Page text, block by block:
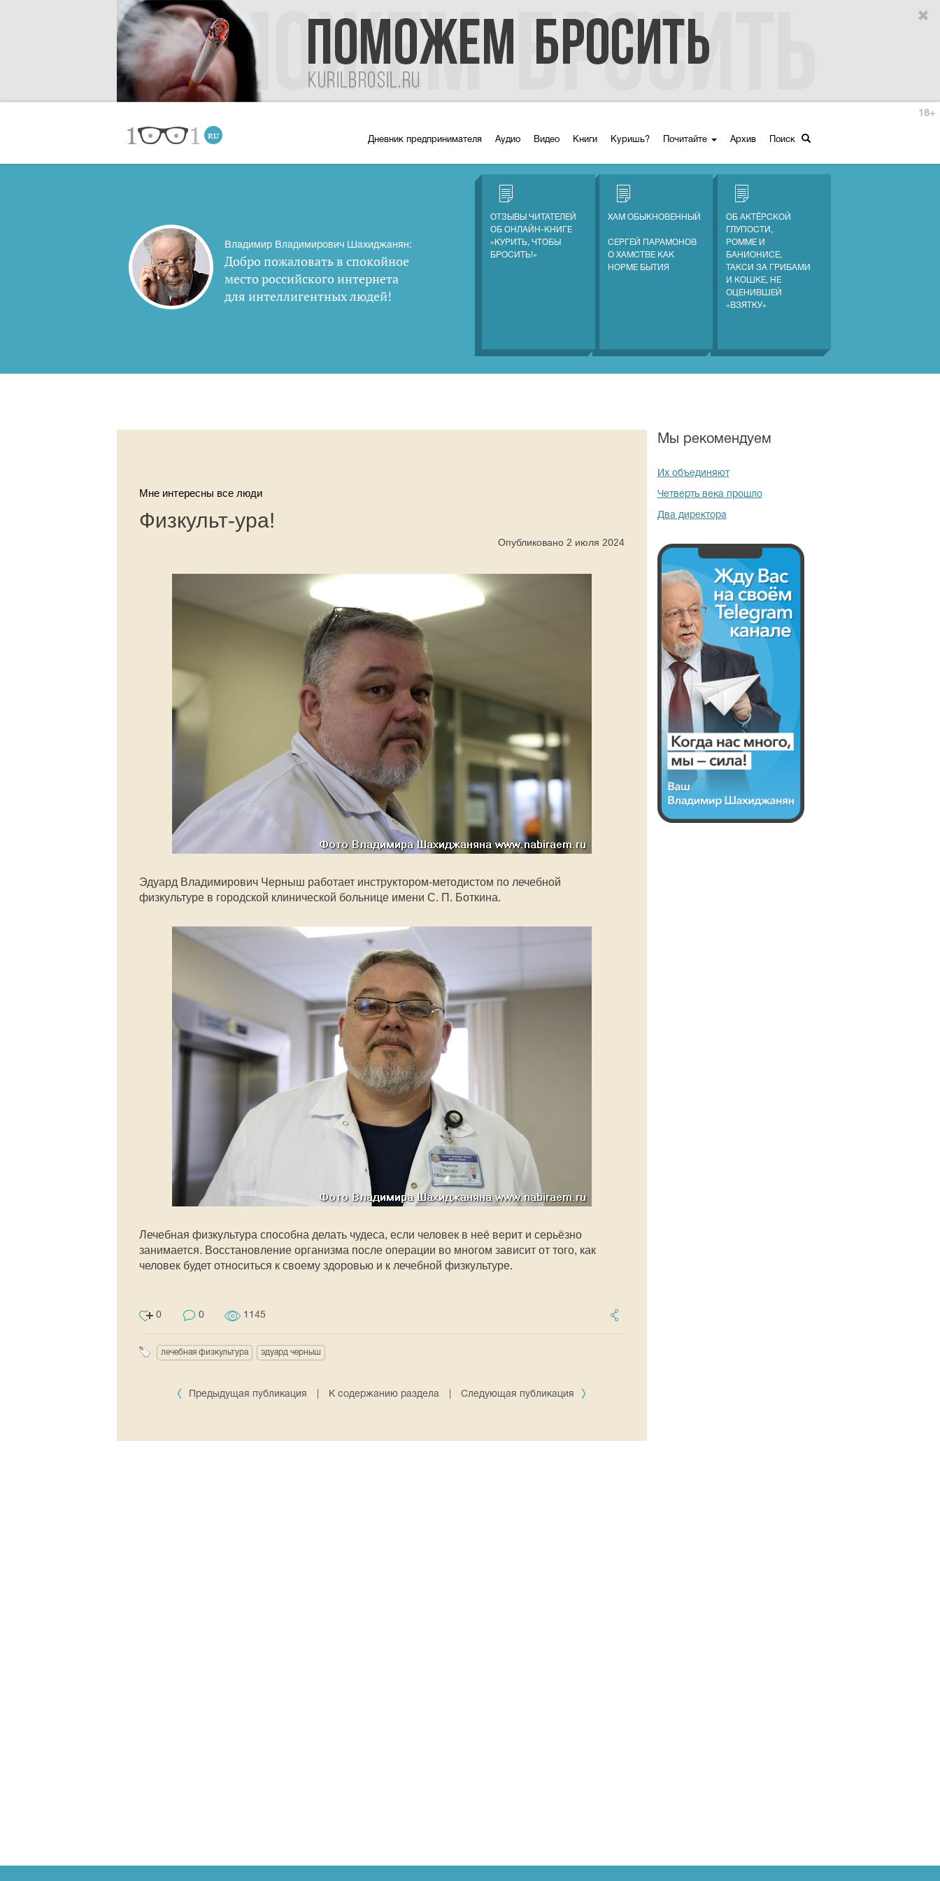
Дневник предпринимателя Аудио Видео Книги Куришь? Почитайте Архив Поиск
18+
Владимир Владимирович Шахиджанян:
Добро пожаловать в спокойное
место российского интернета
для интеллигентных людей!
ОТЗЫВЫ ЧИТАТЕЛЕЙ
ОБ ОНЛАЙН-КНИГЕ
«КУРИТЬ, ЧТОБЫ
БРОСИТЬ!»
ХАМ ОБЫКНОВЕННЫЙ
СЕРГЕЙ ПАРАМОНОВ
О ХАМСТВЕ КАК
НОРМЕ БЫТИЯ
ОБ АКТЁРСКОЙ
ГЛУПОСТИ,
РОММЕ И
БАНИОНИСЕ,
ТАКСИ ЗА ГРИБАМИ
И КОШКЕ, НЕ
ОЦЕНИВШЕЙ
«ВЗЯТКУ»
Мне интересны все люди
Физкульт-ура!
Опубликовано 2 июля 2024
Эдуард Владимирович Черныш работает инструктором-методистом по лечебной
физкультуре в городской клинической больнице имени С. П. Боткина.
Лечебная физкультура способна делать чудеса, если человек в неё верит и серьёзно
занимается. Восстановление организма после операции во многом зависит от того, как
человек будет относиться к своему здоровью и к лечебной физкультуре.
0 0 1145
лечебная физкультура эдуард черныш
Предыдущая публикация К содержанию раздела Следующая публикация
Мы рекомендуем
Их объединяют
Четверть века прошло
Два директора